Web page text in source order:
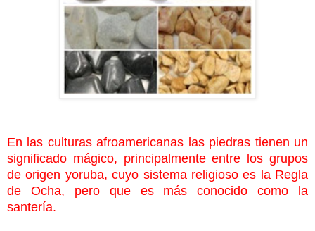
En las culturas afroamericanas las piedras tienen un
significado mágico, principalmente entre los grupos
de origen yoruba, cuyo sistema religioso es la Regla
de Ocha, pero que es más conocido como la
santería.